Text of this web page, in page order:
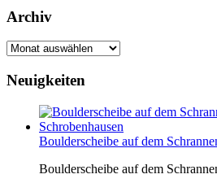
Archiv
Archiv
Neuigkeiten
Boulderscheibe auf dem
Boulderscheibe auf dem